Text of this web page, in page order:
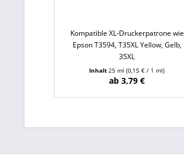
Kompatible XL-Druckerpatrone wie
Epson T3594, T35XL Yellow, Gelb,
35XL
Inhalt25 ml(0,15 € / 1 ml)
ab 3,79 €